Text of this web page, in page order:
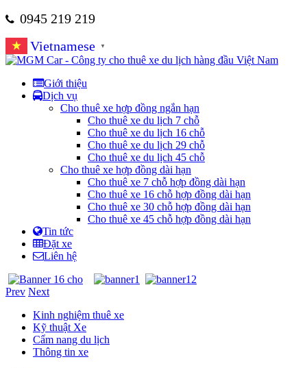
0945 219 219
Vietnamese
▼
Giới thiệu
Dịch vụ
Cho thuê xe hợp đồng ngắn hạn
Cho thuê xe du lịch 7 chỗ
Cho thuê xe du lịch 16 chỗ
Cho thuê xe du lịch 29 chỗ
Cho thuê xe du lịch 45 chỗ
Cho thuê xe hợp đồng dài hạn
Cho thuê xe 7 chỗ hợp đồng dài hạn
Cho thuê xe 16 chỗ hợp đồng dài hạn
Cho thuê xe 30 chỗ hợp đồng dài hạn
Cho thuê xe 45 chỗ hợp đồng dài hạn
Tin tức
Đặt xe
Liên hệ
Prev Next
Kinh nghiệm thuê xe
Kỹ thuật Xe
Cẩm nang du lịch
Thông tin xe